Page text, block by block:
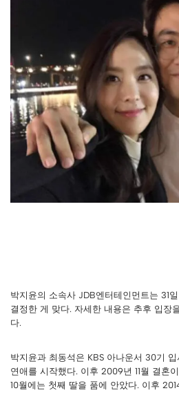
박지윤의 소속사 JDB엔터테인먼트는 31
결정한 게 맞다. 자세한 내용은 추후 입장
다.
박지윤과 최동석은 KBS 아나운서 30기
연애를 시작했다. 이후 2009년 11월 결혼
10월에는 첫째 딸을 품에 안았다. 이후